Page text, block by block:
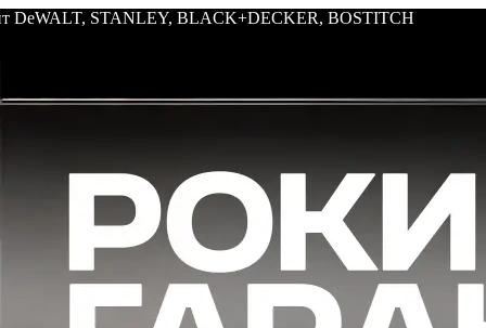
DeWALT, STANLEY, BLACK+DECKER, BOSTITCH